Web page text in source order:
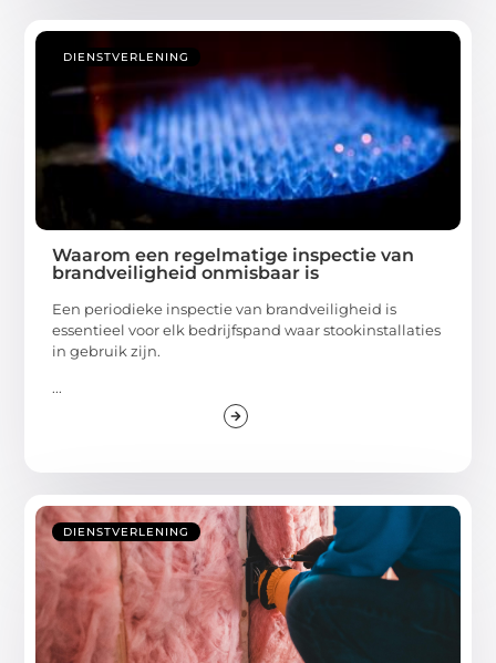
DIENSTVERLENING
Waarom een regelmatige inspectie van
brandveiligheid onmisbaar is
Een periodieke inspectie van brandveiligheid is
essentieel voor elk bedrijfspand waar stookinstallaties
in gebruik zijn.
...
DIENSTVERLENING